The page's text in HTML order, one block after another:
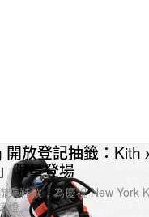
開放登記抽籤：Kith
限量登場
乘鞋款，為慶祝 New York
燈。